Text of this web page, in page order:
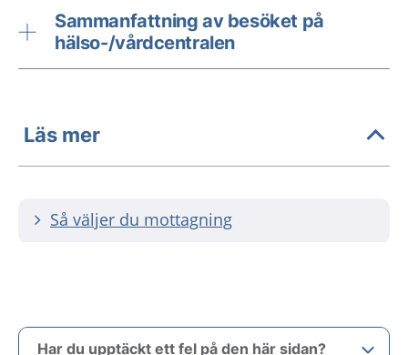
Sammanfattning av besöket på
hälso-/vårdcentralen
Läs mer
Så väljer du mottagning
Har du upptäckt ett fel på den här sidan?